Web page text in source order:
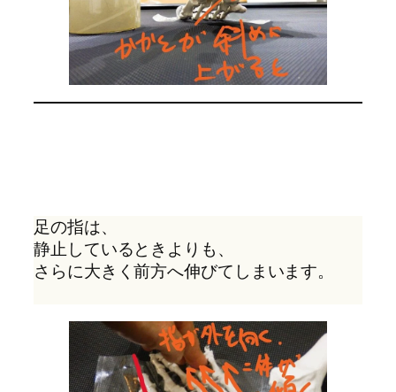
足の指は、
静止しているときよりも、
さらに大きく前方へ伸びてしまいます。